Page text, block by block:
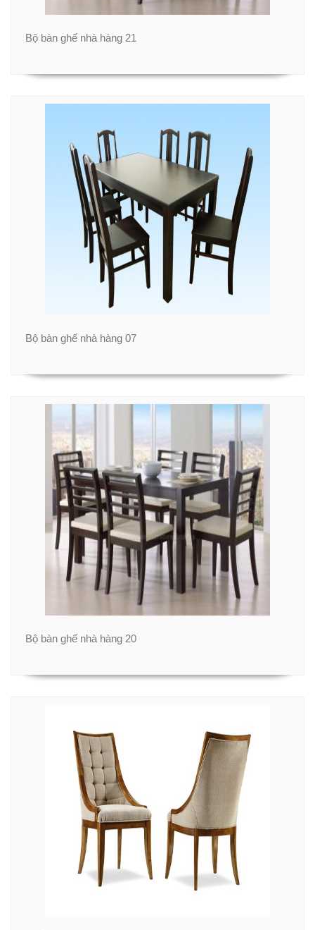
Bộ bàn ghế nhà hàng 21
Bộ bàn ghế nhà hàng 07
Bộ bàn ghế nhà hàng 20